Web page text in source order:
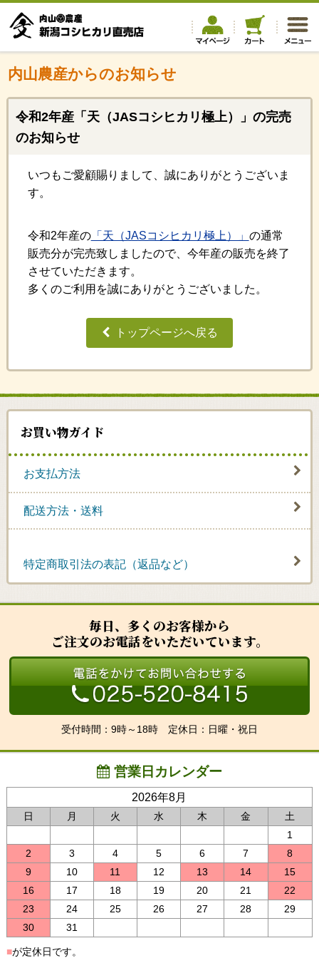
内山農産からのお知らせ
令和2年産「天（JASコシヒカリ極上）」の完売
のお知らせ
いつもご愛顧賜りまして、誠にありがとうございま
す。
令和2年産の「天（JASコシヒカリ極上）」 の通常
販売分が完売致しましたので、今年産の販売を終了
させていただきます。
多くのご利用を誠にありがとうございました。
トップページへ戻る
お買い物ガイド
お支払方法
配送方法・送料
特定商取引法の表記（返品など）
毎日、多くのお客様から
ご注文のお電話をいただいています。
受付時間：9時～18時 定休日：日曜・祝日
営業日カレンダー
2026年8月
日 月 火 水 木 金
土
1
2
3 4 5 6 7
8
9
10 11 12 13 14
15
16
17 18 19 20 21
22
23
24 25 26 27 28
29
30
31
■が定休日です。